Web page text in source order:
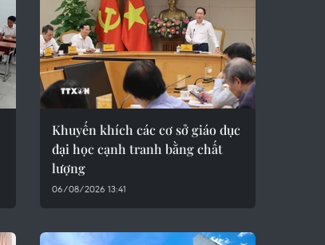
Khuyến khích các cơ sở giáo dục
đại học cạnh tranh bằng chất
lượng
06/08/2026 13:41